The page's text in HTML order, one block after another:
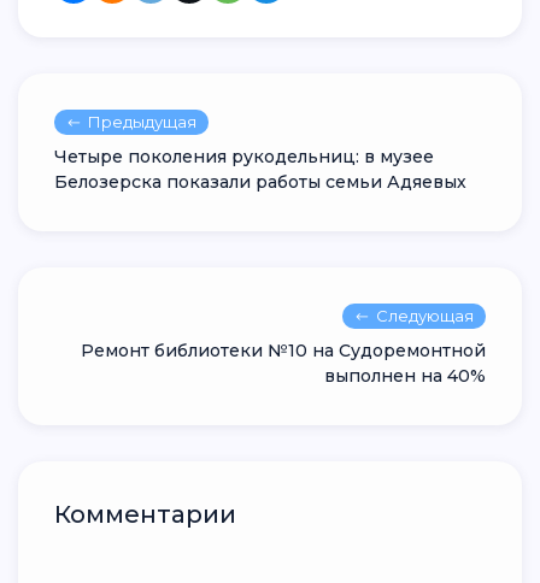
Предыдущая
Четыре поколения рукодельниц: в музее
Белозерска показали работы семьи Адяевых
Следующая
Ремонт библиотеки №10 на Судоремонтной
выполнен на 40%
Комментарии